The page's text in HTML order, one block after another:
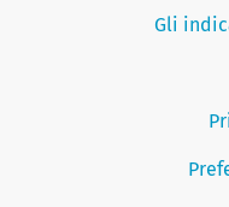
Gli